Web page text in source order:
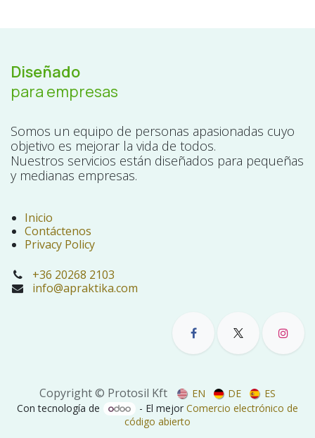
Diseñado
para empresas
Somos un equipo de personas apasionadas cuyo
objetivo es mejorar la vida de todos.
Nuestros servicios están diseñados para pequeñas
y medianas empresas.
Inicio
Contáctenos
Privacy Policy
+36 20268 2103
info@apraktika.com
Copyright © Protosil Kft EN DE
ES
Con tecnología de
- El mejorComercio electrónico de
código abierto